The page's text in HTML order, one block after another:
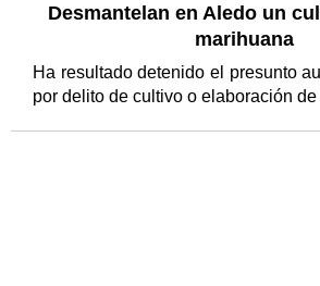
Desmantelan en Aledo un
marihuana
Ha resultado detenido el presunto
por delito de cultivo o elaboración